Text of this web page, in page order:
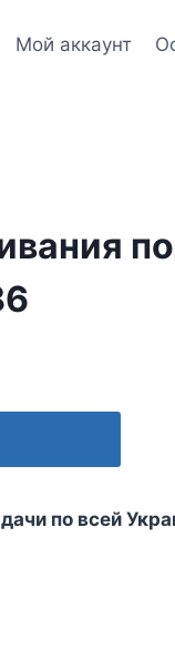
Мой аккаунт
по всей